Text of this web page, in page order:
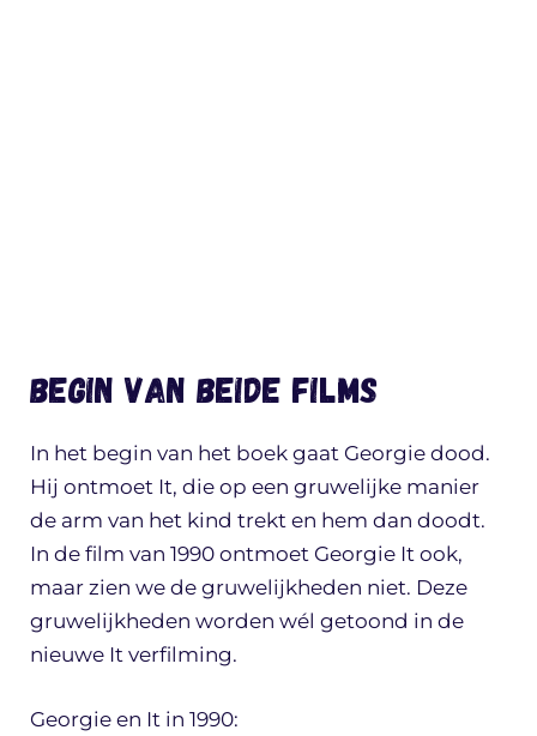
Begin van beide films
In het begin van het boek gaat Georgie dood.
Hij ontmoet It, die op een gruwelijke manier
de arm van het kind trekt en hem dan doodt.
In de film van 1990 ontmoet Georgie It ook,
maar zien we de gruwelijkheden niet. Deze
gruwelijkheden worden wél getoond in de
nieuwe It verfilming.
Georgie en It in 1990: